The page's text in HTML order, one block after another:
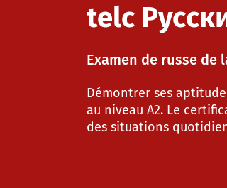
Examens de certification
telc
Examen de russe de
Démontrer ses
au niveau A2. Le
des situations